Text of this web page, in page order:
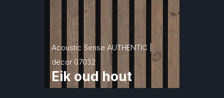
Acoustic Sense AUTHENTIC |
decor 07032
Eik oud hout